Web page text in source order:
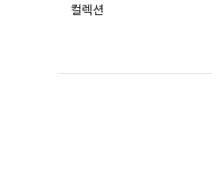
컬렉션